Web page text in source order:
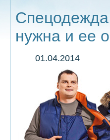
Спецодежда
нужна и ее
01.04.2014